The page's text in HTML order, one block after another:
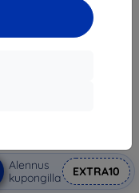
Alennus
kupongilla
EXTRA10